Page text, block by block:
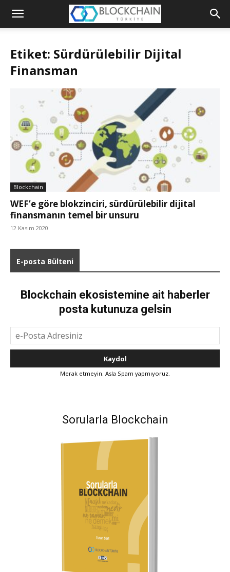
Blockchain
Platformu
Etiket: Sürdürülebilir Dijital
Finansman
Blockchain
WEF’e göre blokzinciri, sürdürülebilir dijital
finansmanın temel bir unsuru
12 Kasım 2020
E-posta Bülteni
Blockchain ekosistemine ait haberler
posta kutunuza gelsin
Merak etmeyin. Asla Spam yapmıyoruz.
Sorularla Blockchain